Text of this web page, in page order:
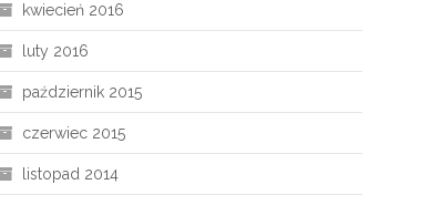
kwiecień 2016
luty 2016
październik 2015
czerwiec 2015
listopad 2014